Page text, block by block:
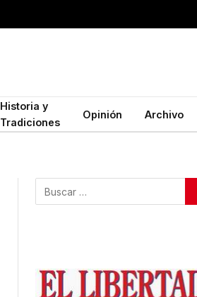
Historia y
Tradiciones
Opinión Archivo